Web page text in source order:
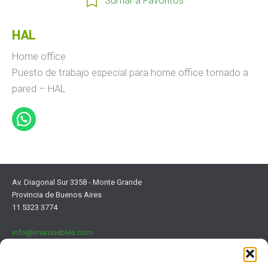
HAL
Home office
Puesto de trabajo especial para home office tomado a
pared – HAL
Av. Diagonal Sur 3358 - Monte Grande
Provincia de Buenos Aires
11 5323 3774
info@imamuebles.com